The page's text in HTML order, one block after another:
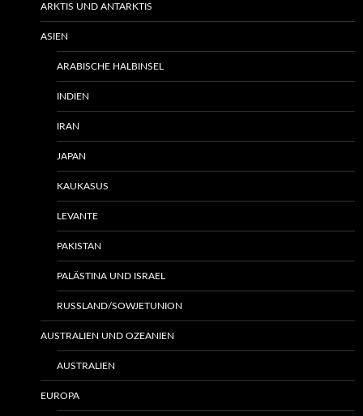
ARKTIS UND ANTARKTIS
ASIEN
ARABISCHE HALBINSEL
INDIEN
IRAN
JAPAN
KAUKASUS
LEVANTE
PAKISTAN
PALÄSTINA UND ISRAEL
RUSSLAND/SOWJETUNION
AUSTRALIEN UND OZEANIEN
AUSTRALIEN
EUROPA